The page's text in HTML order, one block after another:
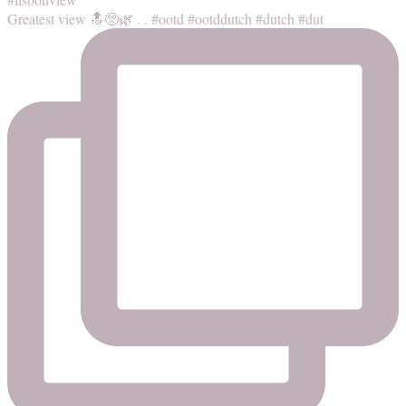
Greatest view 🔝🥺🌿 . . #ootd #ootddutch #dutch #dut